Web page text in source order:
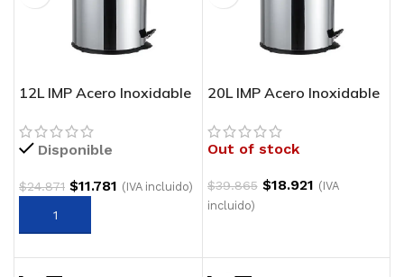
12L IMP Acero Inoxidable
Disponible
$24.871 $11.781 (IVA incluido)
20L IMP Acero Inoxidable
Out of stock
$39.865 $18.921 (IVA
incluido)